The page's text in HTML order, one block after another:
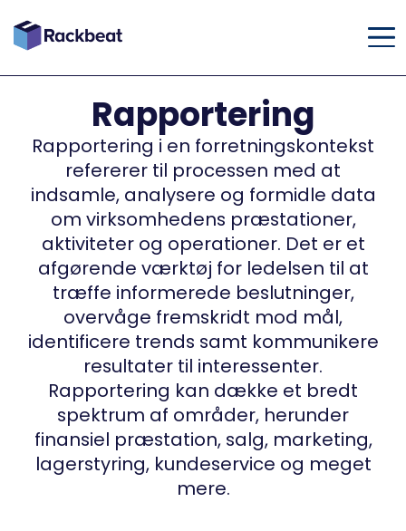
Rapportering
Rapportering i en forretningskontekst
refererer til processen med at
indsamle, analysere og formidle data
om virksomhedens præstationer,
aktiviteter og operationer. Det er et
afgørende værktøj for ledelsen til at
træffe informerede beslutninger,
overvåge fremskridt mod mål,
identificere trends samt kommunikere
resultater til interessenter.
Rapportering kan dække et bredt
spektrum af områder, herunder
finansiel præstation, salg, marketing,
lagerstyring, kundeservice og meget
mere.